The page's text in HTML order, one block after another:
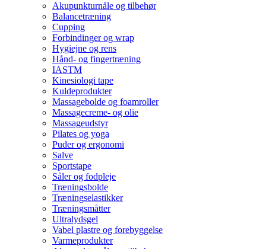
Akupunkturnåle og tilbehør
Balancetræning
Cupping
Forbindinger og wrap
Hygiejne og rens
Hånd- og fingertræning
IASTM
Kinesiologi tape
Kuldeprodukter
Massagebolde og foamroller
Massagecreme- og olie
Massageudstyr
Pilates og yoga
Puder og ergonomi
Salve
Sportstape
Såler og fodpleje
Træningsbolde
Træningselastikker
Træningsmåtter
Ultralydsgel
Vabel plastre og forebyggelse
Varmeprodukter